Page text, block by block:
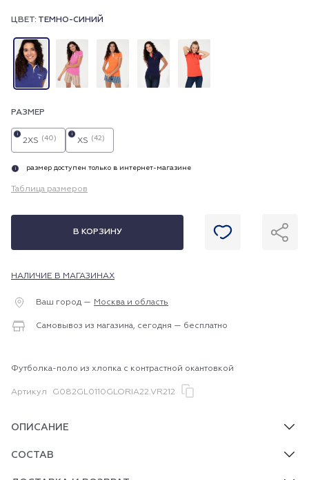
ЦВЕТ: ТЕМНО-СИНИЙ
РАЗМЕР
2XS (40)
i
XS (42)
i
i размер доступен только в интернет-магазине
Таблица размеров
В КОРЗИНУ
НАЛИЧИЕ В МАГАЗИНАХ
Ваш город — Москва и область
Самовывоз из магазина, сегодня — бесплатно
Футболка-поло из хлопка с контрастной окантовкой
Артикул G082GL0110GLORIA22.VR212
ОПИСАНИЕ
СОСТАВ